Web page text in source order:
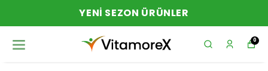
YENI SEZON ÜRÜNLER
0